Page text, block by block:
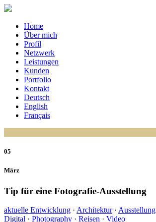
Home
Über mich
Profil
Netzwerk
Leistungen
Kunden
Portfolio
Kontakt
Deutsch
English
Français
05
März
Tip für eine Fotografie-Ausstellung
aktuelle Entwicklung · Architektur· Ausstellung
Digital · Photography · Reisen · Video